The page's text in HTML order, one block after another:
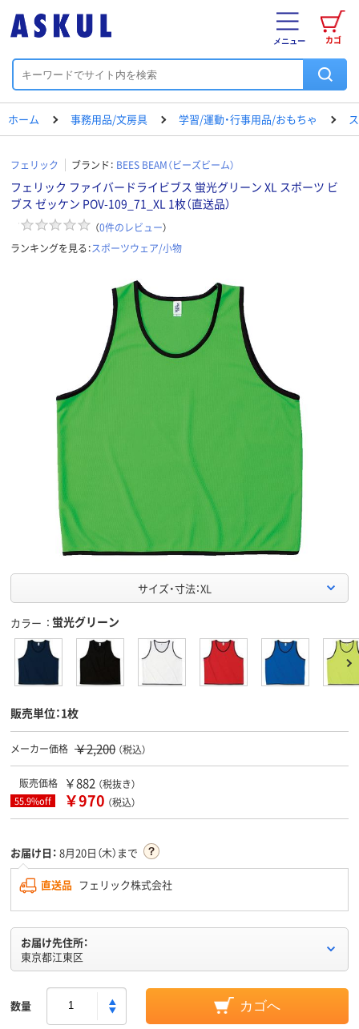
カゴ
メニュー
ホーム 事務用品/文房具 学習/運動・行事用品/おもちゃ
フェリック ブランド： BEES BEAM（ビーズビーム）
フェリック ファイバードライビブス 蛍光グリーン XL スポーツ ビ
ブス ゼッケン POV-109_71_XL 1枚（直送品）
（0件のレビュー）
ランキングを見る：スポーツウェア/小物
サイズ・寸法：XL
カラー 蛍光グリーン
販売単位：1枚
メーカー価格 ￥2,200 （税込）
販売価格 ￥882 （税抜き）
55.9%off ￥970 （税込）
お届け日： 8月20日（木）まで
直送品 フェリック株式会社
お届け先住所：
東京都江東区
数量 カゴへ